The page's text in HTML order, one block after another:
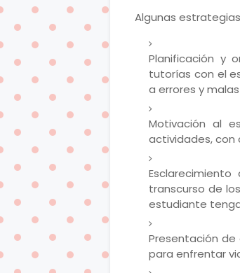
Algunas
Planificación y
tutorías con el
a errores y
Motivación al
actividades, con
transcurso de
estudiante
Presentación
para enfrentar